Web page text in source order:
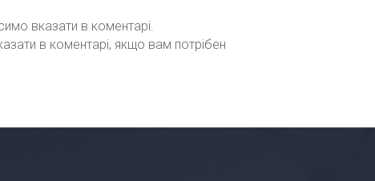
вказати в коментарі.
в коментарі, якщо вам потрібен